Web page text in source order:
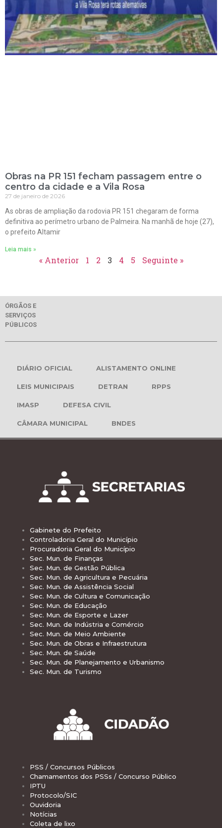
Obras na PR 151 fecham passagem entre o
centro da cidade e a Vila Rosa
27 de janeiro de 2026
As obras de ampliação da rodovia PR 151 chegaram de forma
definitiva ao perímetro urbano de Palmeira. Na manhã de hoje (27),
o prefeito Altamir
Leia mais »
« Anterior 1 2 3 4 5 Seguinte »
ÓRGÃOS E
SERVIÇOS
PÚBLICOS
DIÁRIO OFICIAL ALISTAMENTO ONLINE
LEIS MUNICIPAIS DETRAN RPPS
IMASP DEFESA CIVIL
CÂMARA MUNICIPAL BNDES
Gabinete do Prefeito
Controladoria Geral do Município
Procuradoria Geral do Município
Sec. Mun. de Finanças
Sec. Mun. de Gestão Pública
Sec. Mun. de Agricultura e Pecuária
Sec. Mun. de Assistência Social
Sec. Mun. de Cultura e Comunicação
Sec. Mun. de Educação
Sec. Mun. de Esporte e Lazer
Sec. Mun. de Indústria e Comércio
Sec. Mun. de Meio Ambiente
Sec. Mun. de Obras e Infraestrutura
Sec. Mun. de Saúde
Sec. Mun. de Planejamento e Urbanismo
Sec. Mun. de Turismo
PSS / Concursos Públicos
Chamamentos dos PSSs / Concurso Público
IPTU
Protocolo/SIC
Ouvidoria
Notícias
Coleta de lixo